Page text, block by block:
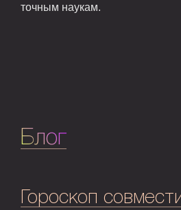
точным наукам.
Блог
Гороскоп